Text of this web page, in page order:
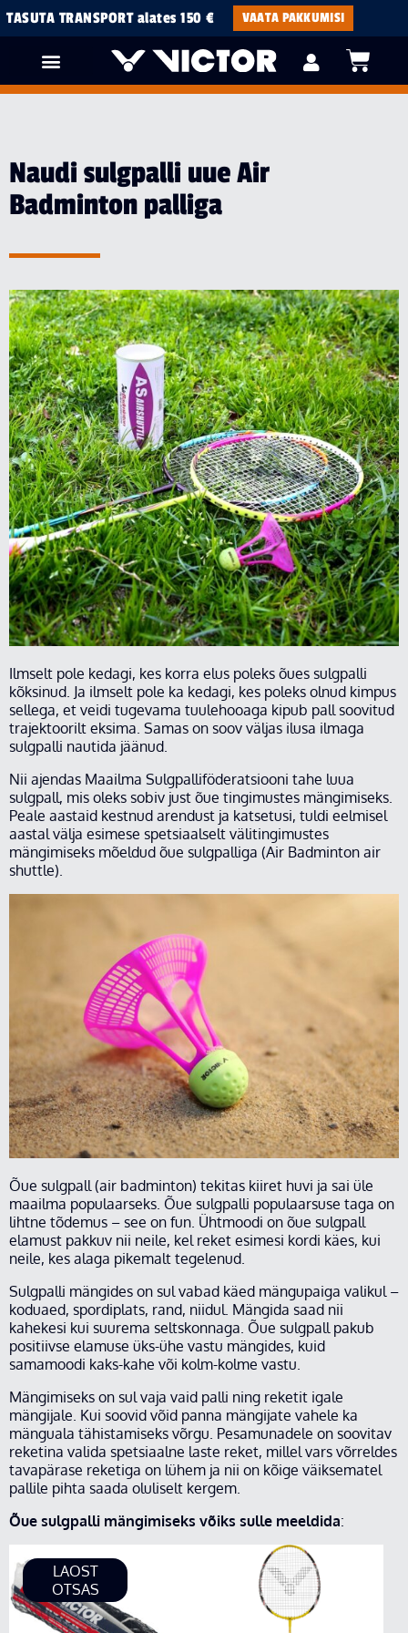
TASUTA TRANSPORT alates 150 € VAATA PAKKUMISI
Naudi sulgpalli uue Air
Badminton palliga
Ilmselt pole kedagi, kes korra elus poleks õues sulgpalli
kõksinud. Ja ilmselt pole ka kedagi, kes poleks olnud kimpus
sellega, et veidi tugevama tuulehooaga kipub pall soovitud
trajektoorilt eksima. Samas on soov väljas ilusa ilmaga
sulgpalli nautida jäänud.
Nii ajendas Maailma Sulgpalliföderatsiooni tahe luua
sulgpall, mis oleks sobiv just õue tingimustes mängimiseks.
Peale aastaid kestnud arendust ja katsetusi, tuldi eelmisel
aastal välja esimese spetsiaalselt välitingimustes
mängimiseks mõeldud õue sulgpalliga (Air Badminton air
shuttle).
Õue sulgpall (air badminton) tekitas kiiret huvi ja sai üle
maailma populaarseks. Õue sulgpalli populaarsuse taga on
lihtne tõdemus – see on fun. Ühtmoodi on õue sulgpall
elamust pakkuv nii neile, kel reket esimesi kordi käes, kui
neile, kes alaga pikemalt tegelenud.
Sulgpalli mängides on sul vabad käed mängupaiga valikul –
koduaed, spordiplats, rand, niidul. Mängida saad nii
kahekesi kui suurema seltskonnaga. Õue sulgpall pakub
positiivse elamuse üks-ühe vastu mängides, kuid
samamoodi kaks-kahe või kolm-kolme vastu.
Mängimiseks on sul vaja vaid palli ning reketit igale
mängijale. Kui soovid võid panna mängijate vahele ka
mänguala tähistamiseks võrgu. Pesamunadele on soovitav
reketina valida spetsiaalne laste reket, millel vars võrreldes
tavapärase reketiga on lühem ja nii on kõige väiksematel
pallile pihta saada oluliselt kergem.
Õue sulgpalli mängimiseks võiks sulle meeldida:
LAOST
OTSAS